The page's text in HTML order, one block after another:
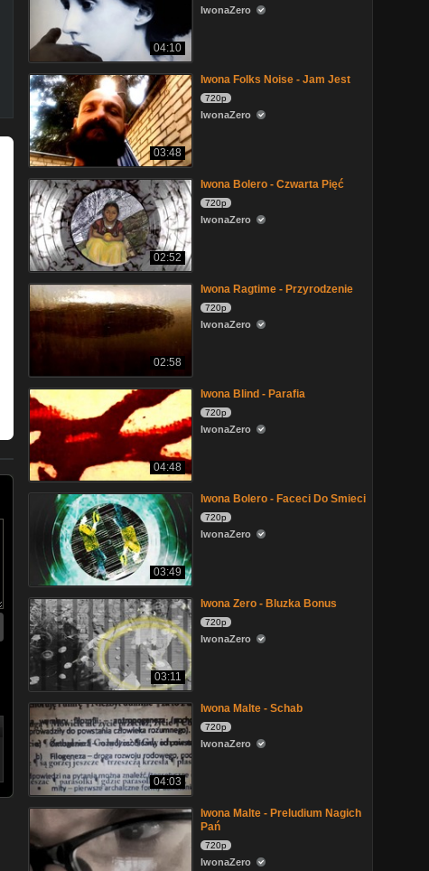
04:10
IwonaZero
03:48
Iwona Folks Noise - Jam Jest
720p
IwonaZero
02:52
Iwona Bolero - Czwarta Pięć
720p
IwonaZero
02:58
Iwona Ragtime - Przyrodzenie
720p
IwonaZero
04:48
Iwona Blind - Parafia
720p
IwonaZero
03:49
Iwona Bolero - Faceci Do Smieci
720p
IwonaZero
03:11
Iwona Zero - Bluzka Bonus
720p
IwonaZero
04:03
Iwona Malte - Schab
720p
IwonaZero
Iwona Malte - Preludium Nagich
Pań
720p
IwonaZero